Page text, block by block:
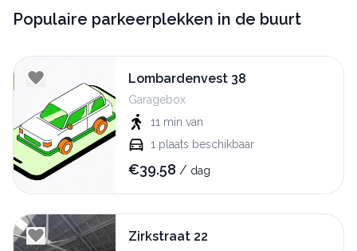
Populaire parkeerplekken in de buurt
Lombardenvest 38
Garagebox
11 min van
1 plaats beschikbaar
€39.58 / dag
Zirkstraat 22